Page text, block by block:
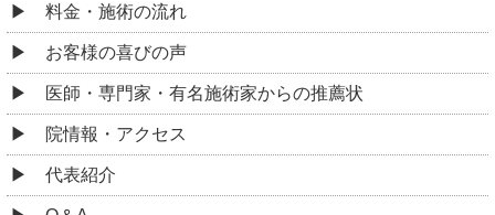
料金・施術の流れ
お客様の喜びの声
医師・専門家・有名施術家からの推薦状
院情報・アクセス
代表紹介